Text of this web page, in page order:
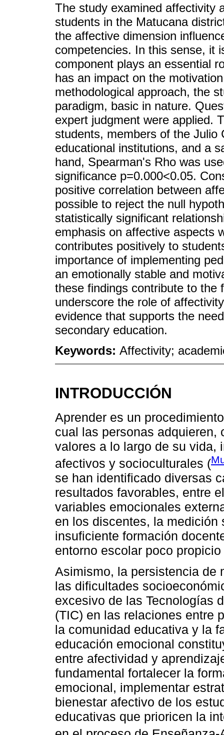
The study examined affectivity
students in the Matucana
the affective dimension
competencies. In this sense, it
component plays an essential
has an impact on the
methodological approach, the
paradigm, basic in nature.
expert judgment were applied.
students, members of the Julio
educational institutions, and a
hand, Spearman's Rho was
significance p=0.000<0.05.
positive correlation between
possible to reject the null
statistically significant
emphasis on affective aspects
contributes positively to
importance of implementing
an emotionally stable and
these findings contribute to the
underscore the role of
evidence that supports the
secondary education.
Keywords: Affectivity;
INTRODUCCIÓN
Aprender es un
cual las personas
valores a lo largo de su vida,
afectivos y socioculturales (
se han identificado diversas
resultados favorables, entre
variables emocionales
en los discentes, la
insuficiente formación
entorno escolar poco
Asimismo, la persistencia de
las dificultades
excesivo de las Tecnologías
(TIC) en las relaciones entre
la comunidad educativa y la
educación emocional
entre afectividad y
fundamental fortalecer la
emocional, implementar
bienestar afectivo de los
educativas que prioricen la